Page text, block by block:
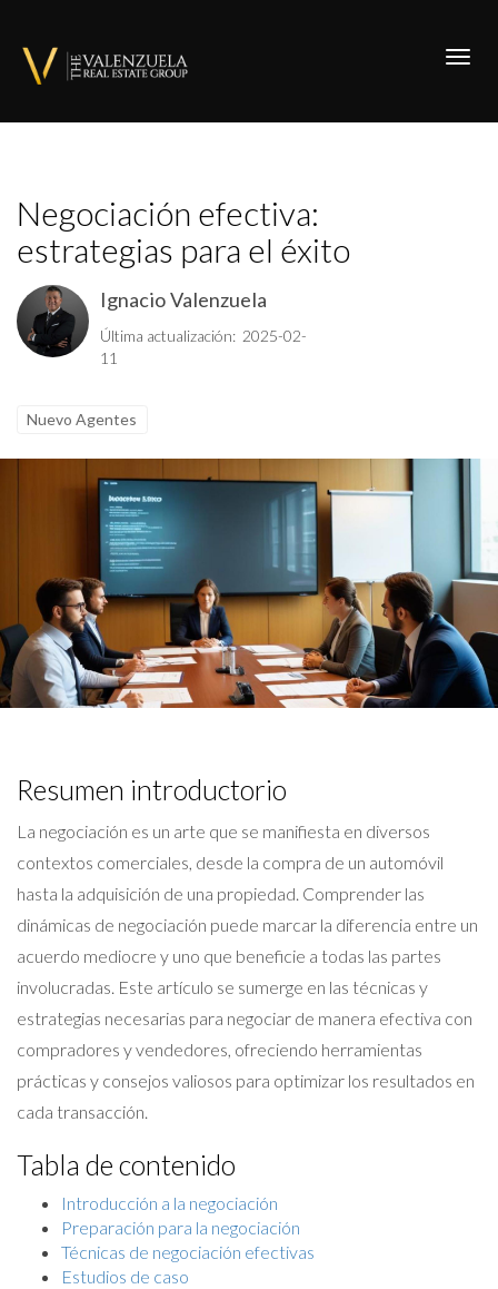
Negociación efectiva:
estrategias para el éxito
Ignacio Valenzuela
Última actualización: 2025-02-
11
Nuevo Agentes
Resumen introductorio
La negociación es un arte que se manifiesta en diversos
contextos comerciales, desde la compra de un automóvil
hasta la adquisición de una propiedad. Comprender las
dinámicas de negociación puede marcar la diferencia entre un
acuerdo mediocre y uno que beneficie a todas las partes
involucradas. Este artículo se sumerge en las técnicas y
estrategias necesarias para negociar de manera efectiva con
compradores y vendedores, ofreciendo herramientas
prácticas y consejos valiosos para optimizar los resultados en
cada transacción.
Tabla de contenido
Introducción a la negociación
Preparación para la negociación
Técnicas de negociación efectivas
Estudios de caso